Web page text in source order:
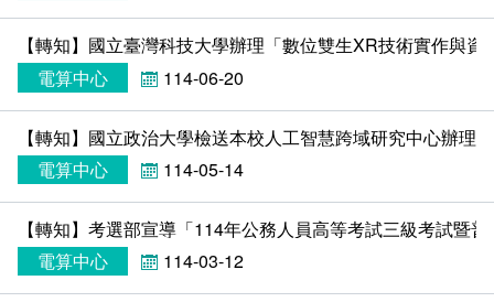
統計資訊服務
資料開放
常見問答
相關連結
【轉知】國立臺灣科技大學辦理「數位雙生XR技術實作與
電算中心
114-06-20
【轉知】國立政治大學檢送本校人工智慧跨域研究中心辦
電算中心
114-05-14
【轉知】考選部宣導「114年公務人員高等考試三級考試暨
電算中心
114-03-12